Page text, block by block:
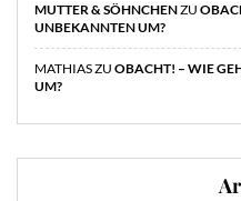
MUTTER & SÖHNCHENZU
UNBEKANNTEN UM?
MATHIASZU OBACHT! – WIE
UM?